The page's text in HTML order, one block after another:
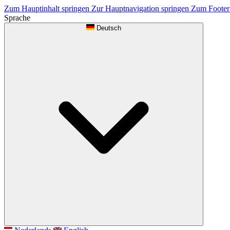
Zum Hauptinhalt springen Zur Hauptnavigation springen Zum
Sprache
Deutsch